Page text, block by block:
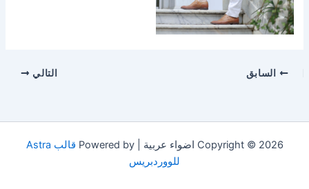
السابق التالي
Copyright © 2026 اضواء عربية | Powered by
قالب Astra
للووردبريس